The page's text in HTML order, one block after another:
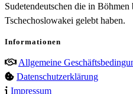
Sudetendeutschen die in
Tschechoslowakei gelebt haben.
Informationen
Allgemeine
Datenschutzerklärung
Impressum